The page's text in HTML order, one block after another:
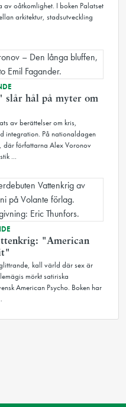
av oåtkomlighet. I boken Palatset
arkitektur, stadsutveckling
slår hål på myter om
av berättelser om kris,
integration. På nationaldagen
där författarna Alex Voronov
...
"American
kall värld där sex är
mörkt satiriska
American Psycho. Boken har